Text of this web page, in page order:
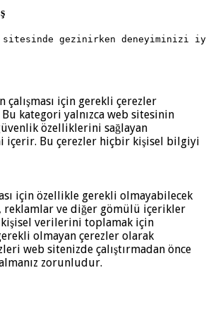
sitesinde gezinirken deneyiminizi
çalışması için gerekli çerezler
kategori yalnızca web sitesinin
özelliklerini sağlayan
içerir. Bu çerezler hiçbir kişisel bilgiyi
için özellikle gerekli olmayabilecek
reklamlar ve diğer gömülü içerikler
kişisel verilerini toplamak için
olmayan çerezler olarak
web sitenizde çalıştırmadan önce
almanız zorunludur.